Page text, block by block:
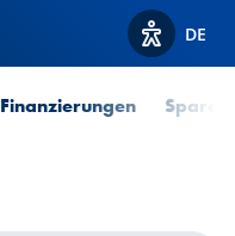
Optionen
DE
Finanzierungen Sparen